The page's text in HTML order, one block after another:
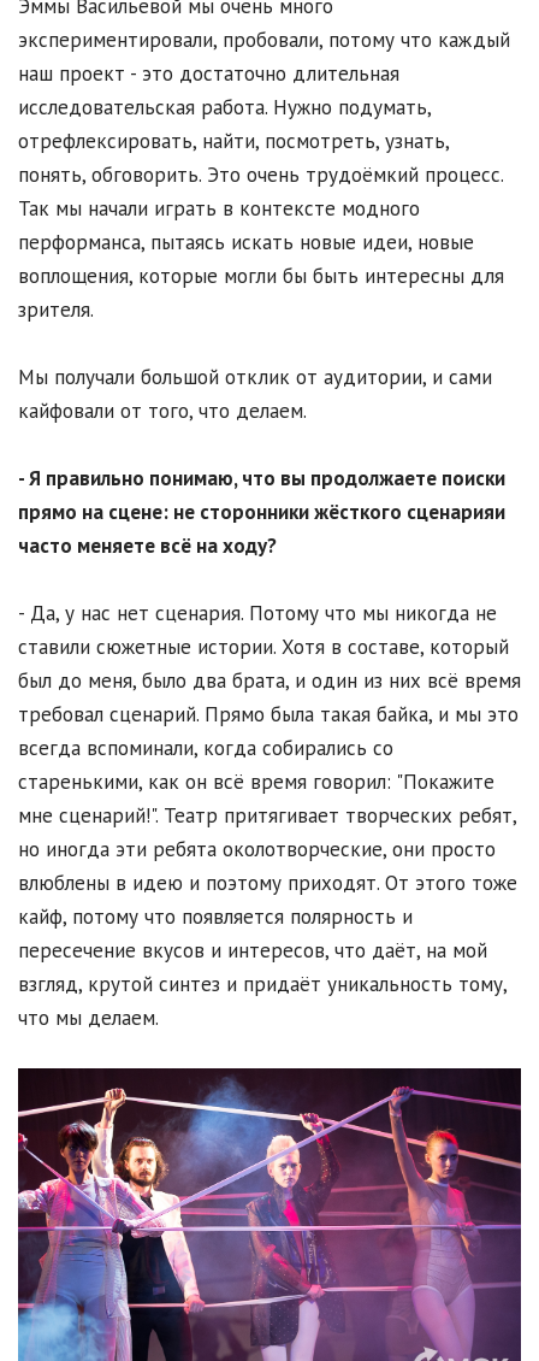
Эммы Васильевой мы очень много
экспериментировали, пробовали, потому что каждый
наш проект - это достаточно длительная
исследовательская работа. Нужно подумать,
отрефлексировать, найти, посмотреть, узнать,
понять, обговорить. Это очень трудоёмкий процесс.
Так мы начали играть в контексте модного
перформанса, пытаясь искать новые идеи, новые
воплощения, которые могли бы быть интересны для
зрителя.
Мы получали большой отклик от аудитории, и сами
кайфовали от того, что делаем.
- Я правильно понимаю, что вы продолжаете поиски
прямо на сцене: не сторонники жёсткого сценарияи
часто меняете всё на ходу?
- Да, у нас нет сценария. Потому что мы никогда не
ставили сюжетные истории. Хотя в составе, который
был до меня, было два брата, и один из них всё время
требовал сценарий. Прямо была такая байка, и мы это
всегда вспоминали, когда собирались со
старенькими, как он всё время говорил: "Покажите
мне сценарий!". Театр притягивает творческих ребят,
но иногда эти ребята околотворческие, они просто
влюблены в идею и поэтому приходят. От этого тоже
кайф, потому что появляется полярность и
пересечение вкусов и интересов, что даёт, на мой
взгляд, крутой синтез и придаёт уникальность тому,
что мы делаем.